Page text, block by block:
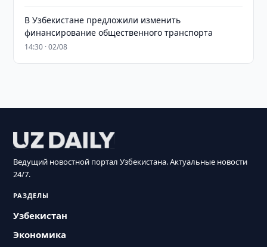
В Узбекистане предложили изменить
финансирование общественного транспорта
14:30 · 02/08
Ведущий новостной портал Узбекистана. Актуальные новости
24/7.
РАЗДЕЛЫ
Узбекистан
Экономика